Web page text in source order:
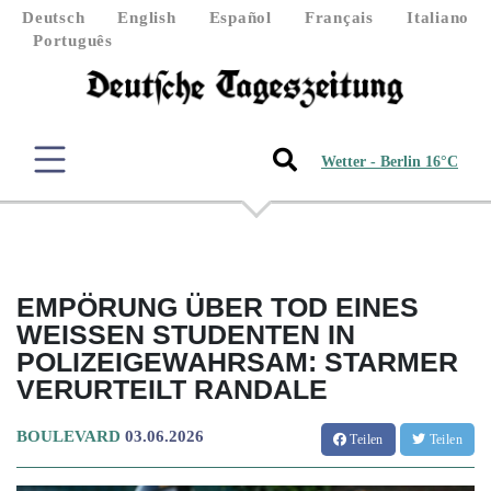
Deutsch English Español Français
Italiano
Português
Wetter - Berlin 16°C
EMPÖRUNG ÜBER TOD EINES
WEISSEN STUDENTEN IN P
OLIZEIGEWAHRSAM: STARMER V
ERURTEILT RANDALE
BOULEVARD 03.06.2026 Teilen Teilen